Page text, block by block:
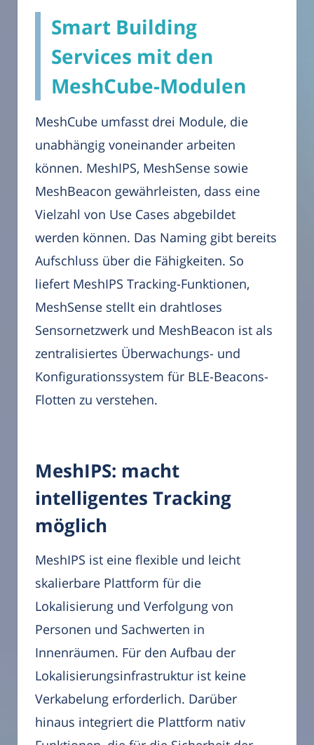
Smart Building
Services mit den
MeshCube-Modulen
MeshCube umfasst drei Module, die
unabhängig voneinander arbeiten
können. MeshIPS, MeshSense sowie
MeshBeacon gewährleisten, dass eine
Vielzahl von Use Cases abgebildet
werden können. Das Naming gibt bereits
Aufschluss über die Fähigkeiten. So
liefert MeshIPS Tracking-Funktionen,
MeshSense stellt ein drahtloses
Sensornetzwerk und MeshBeacon ist als
zentralisiertes Überwachungs- und
Konfigurationssystem für BLE-Beacons-
Flotten zu verstehen.
MeshIPS: macht
intelligentes Tracking
möglich
MeshIPS ist eine flexible und leicht
skalierbare Plattform für die
Lokalisierung und Verfolgung von
Personen und Sachwerten in
Innenräumen. Für den Aufbau der
Lokalisierungsinfrastruktur ist keine
Verkabelung erforderlich. Darüber
hinaus integriert die Plattform nativ